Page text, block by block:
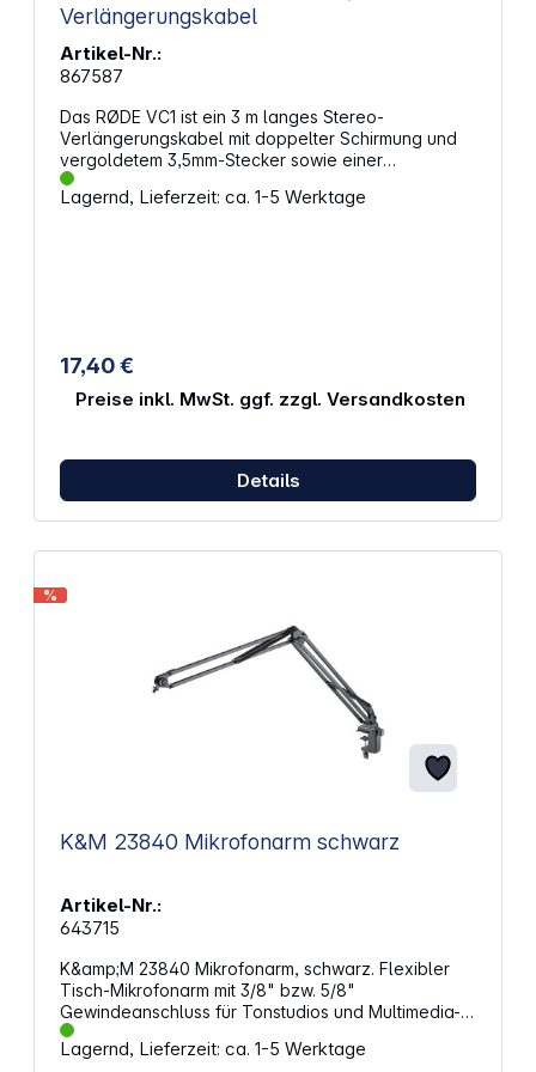
Verlängerungskabel
Artikel-Nr.:
867587
Das RØDE VC1 ist ein 3 m langes Stereo-
Verlängerungskabel mit doppelter Schirmung und
vergoldetem 3,5mm-Stecker sowie einer
vergoldeten Miniklinken-Buchse. Es eignet sich für
die Verbindung eines RØDE VideoMic, Stereo
abgeschirmt Abmessungen (LxØ): 3 m x 3 mm
Gewicht: 52 g
Lagernd, Lieferzeit: ca. 1-5 Werktage
17,40 €
Preise inkl. MwSt. ggf. zzgl. Versandkosten
Details
%
K&M 23840 Mikrofonarm schwarz
Artikel-Nr.:
643715
K&amp;M 23840 Mikrofonarm, schwarz. Flexibler
Tisch-Mikrofonarm mit 3/8" bzw. 5/8"
Gewindeanschluss für Tonstudios und Multimedia-
Arbeitsplätze. Mikrofone, Tablets oder
Smartphones mit einem Gesamtgewicht von bis zu
Lagernd, Lieferzeit: ca. 1-5 Werktage